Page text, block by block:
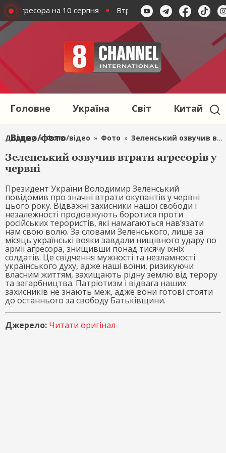
агресора на 10 серпня Втрати армії агресора на 10
Головне Україна Світ Китай
Відео/фото
Додому » Фото/відео » Фото » Зеленський озвучив втрати агресорів у червні
Зеленський озвучив втрати агресорів у
червні
Президент України Володимир Зеленський
повідомив про значні втрати окупантів у червні
цього року. Відважні захисники нашої свободи і
незалежності продовжують боротися проти
російських терористів, які намагаються нав’язати
нам свою волю. За словами Зеленського, лише за
місяць українські вояки завдали нищівного удару по
армії агресора, знищивши понад тисячу їхніх
солдатів. Це свідчення мужності та незламності
українського духу, адже наші воїни, ризикуючи
власним життям, захищають рідну землю від терору
та загарбництва. Патріотизм і відвага наших
захисників не знають меж, адже вони готові стояти
до останнього за свободу Батьківщини.
Джерело: Читати оригінал